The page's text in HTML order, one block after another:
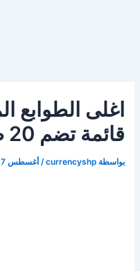
اغلى الطوابع
قائمة تضم 20 طابع مصري بالصور
بواسطة currencyshp
/أغسطس 7, 2021